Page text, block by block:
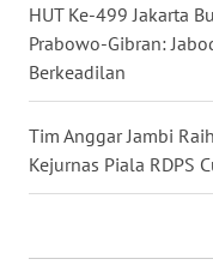
HUT Ke-499 Jakarta
Prabowo-Gibran:
Berkeadilan
Tim Anggar Jambi
Kejurnas Piala RDPS
KARO
WN
SIMALUNGUN
WN
LABUHANBATU
WN